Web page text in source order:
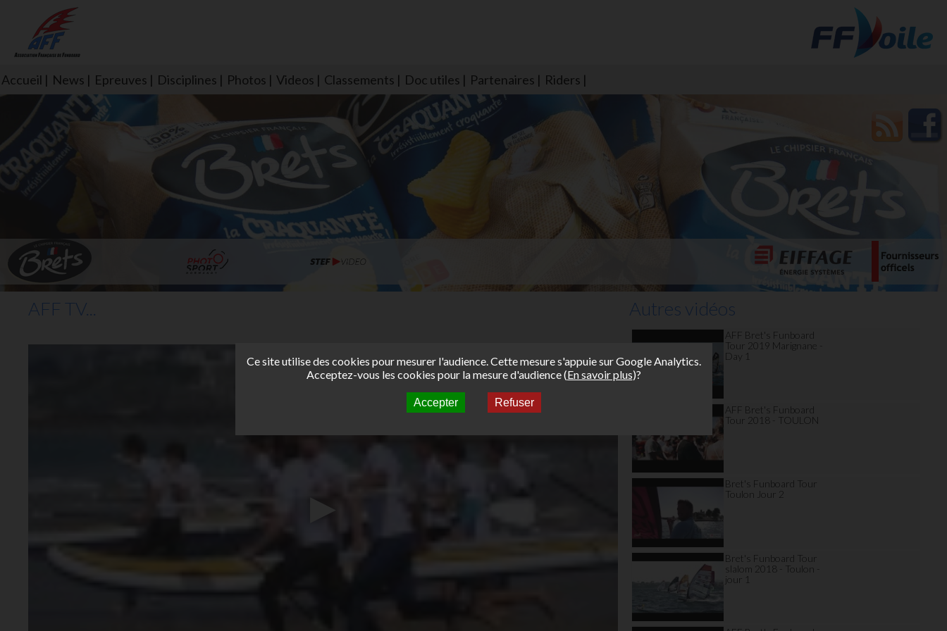
Accueil News Epreuves Disciplines Photos Videos Classements Doc utiles Partenaires Riders
L'aff soutient les SNS253 et SNS604 qui veillent sur nous pour que l'eau salée n'ait jamais le goût des
AFF TV... Autres vidéos
AFF Bret's Funboard
Tour 2019 Marignane -
Day 1
AFF Bret's Funboard
Tour 2018 - TOULON
Bret's Funboard Tour
Toulon Jour 2
Bret's Funboard Tour
slalom 2018 - Toulon -
jour 1
Ce site utilise des cookies pour mesurer l'audience. Cette mesure s'appuie sur Google Analytics.
Acceptez-vous les cookies pour la mesure d'audience (En savoir plus)?
Accepter Refuser